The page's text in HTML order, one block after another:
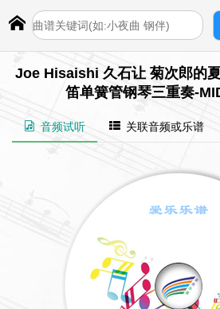
Joe Hisaishi 久石让 菊次郎的
笛单簧管钢琴三重奏-
音频试听 关联音频或乐谱